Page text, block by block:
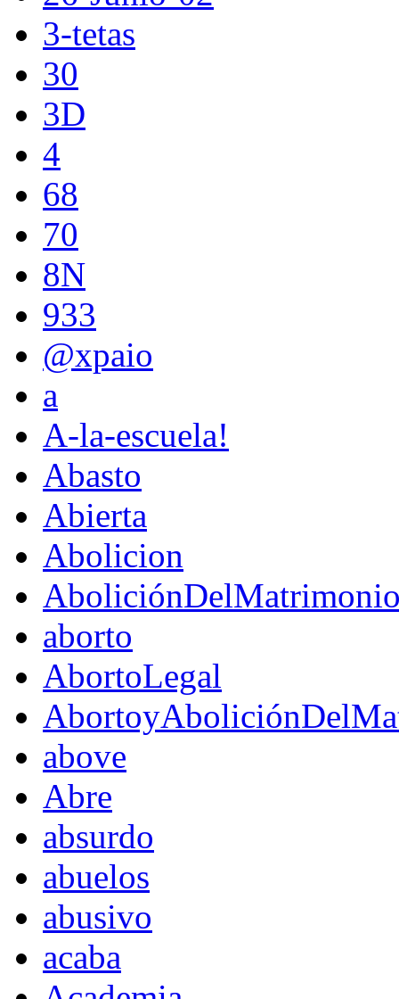
3-tetas
30
3D
4
68
70
8N
933
@xpaio
a
A-la-escuela!
Abasto
Abierta
Abolicion
aborto
AbortoLegal
above
Abre
absurdo
abuelos
abusivo
acaba